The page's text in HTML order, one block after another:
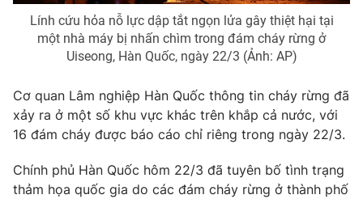
Photo Infographic
VTV Money VTV Thể thao
VTV Sức khoẻ Bất động sản
Lính cứu hỏa nỗ lực dập tắt ngọn lửa gây thiệt hại tại
một nhà máy bị nhấn chìm trong đám cháy rừng ở
Uiseong, Hàn Quốc, ngày 22/3 (Ảnh: AP)
Cơ quan Lâm nghiệp Hàn Quốc thông tin cháy rừng đã
xảy ra ở một số khu vực khác trên khắp cả nước, với
16 đám cháy được báo cáo chỉ riêng trong ngày 22/3.
Chính phủ Hàn Quốc hôm 22/3 đã tuyên bố tình trạng
thảm họa quốc gia do các đám cháy rừng ở thành phố